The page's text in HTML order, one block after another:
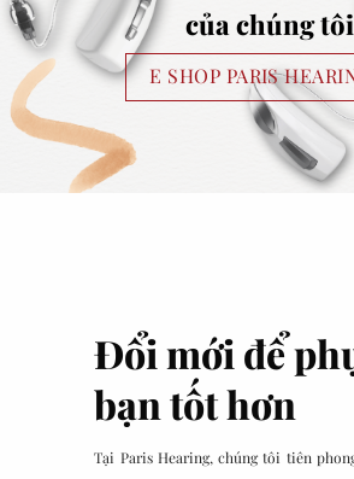
của chúng tôi
E SHOP PARIS
Đổi mới để
bạn tốt hơn
Tại Paris Hearing, chúng tôi tiên